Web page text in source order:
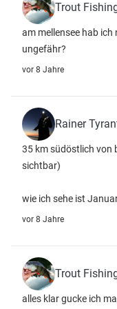
Trout
am mellensee hab
ungefähr?
vor 8 Jahre
Rainer
35 km südöstlich von
sichtbar)
wie ich sehe ist
vor 8 Jahre
Trout
alles klar gucke ich